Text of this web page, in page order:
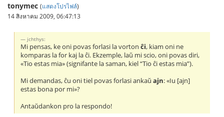
tonymec (แสดงโปรไฟล์)
14 สิงหาคม 2009, 06:47:13
jchthys:
Mi pensas, ke oni povas forlasi la vortonĉi, kiam oni ne
komparas la for kaj la ĉi. Ekzemple, laŭ mi scio, oni povas diri,
«Tio estas mia» (signifante la saman, kiel “Tio ĉi estas mia”).
Mi demandas, ĉu oni tiel povas forlasi ankaŭajn: «Iu [ajn]
estas bona por mi»?
Antaŭdankon pro la respondo!